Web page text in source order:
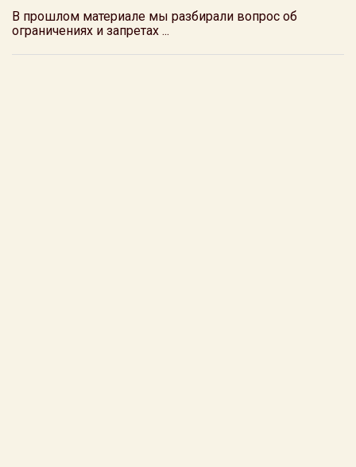
В прошлом материале мы разбирали вопрос об
ограничениях и запретах ...